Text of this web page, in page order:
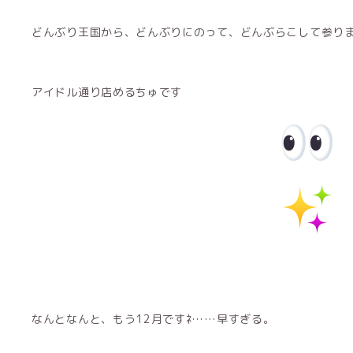
どんぶり王国から、どんぶりにのって、どんぶらこして参り
アイドル通り店めるちゅ です
なんとなんと、もう12月ですﾈ……早すぎる。